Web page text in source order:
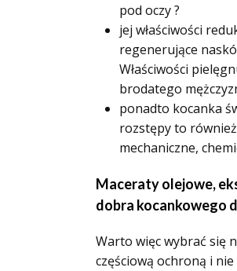
pod oczy ?
jej właściwości
regenerujące
Właściwości
brodatego
ponadto kocanka
rozstępy to
mechaniczne,
Maceraty olejowe,
dobra kocankowego
Warto więc wybrać się
częściową ochroną i